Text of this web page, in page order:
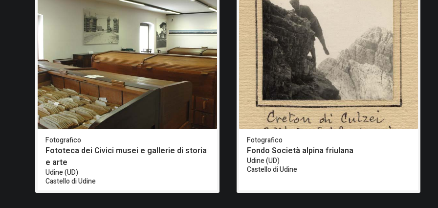
Fotografico
Fototeca dei Civici musei e gallerie di storia
e arte
Udine (UD)
Castello di Udine
Fotografico
Fondo Società alpina friulana
Udine (UD)
Castello di Udine